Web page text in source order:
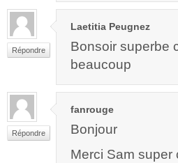
Répondre
Laetitia Peugnez
Bonsoir superbe
beaucoup
Répondre
fanrouge
Bonjour
Merci Sam super